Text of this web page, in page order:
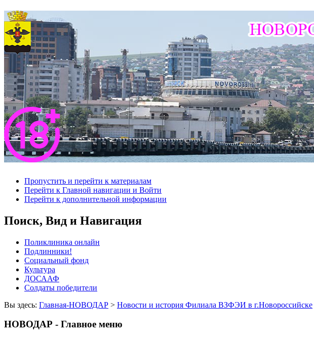
Пропустить и перейти к материалам
Перейти к Главной навигации и Войти
Перейти к дополнительной информации
Поиск, Вид и Навигация
Поликлиника онлайн
Подлинники!
Социальный фонд
Культура
ДОСААФ
Солдаты победители
Вы здесь: Главная-НОВОДАР > Новости и история Филиала ВЗФЭИ в г.Новороссийске
НОВОДАР - Главное меню